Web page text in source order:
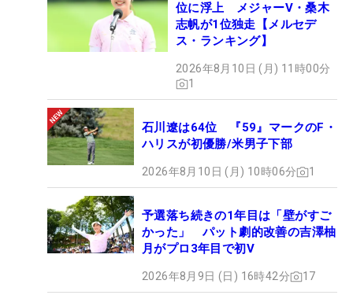
位に浮上 メジャーV・桑木
志帆が1位独走【メルセデ
ス・ランキング】
2026年8月10日 (月) 11時00分
1
石川遼は64位 『59』マークのF・
ハリスが初優勝/米男子下部
2026年8月10日 (月) 10時06分 1
予選落ち続きの1年目は「壁がすご
かった」 パット劇的改善の吉澤柚
月がプロ3年目で初V
2026年8月9日 (日) 16時42分 17